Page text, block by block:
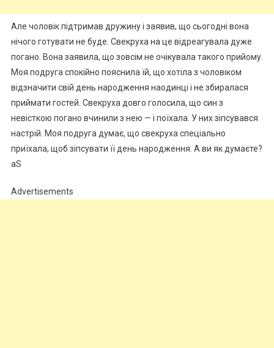
Але чоловік підтримав дружину і заявив, що сьогодні вона
нічого готувати не буде. Свекруха на це відреагувала дуже
погано. Вона заявила, що зовсім не очікувала такого прийому.
Моя подруга спокійно пояснила їй, що хотіла з чоловіком
відзначити свій день народження наодинці і не збиралася
приймати гостей. Свекруха довго голосила, що син з
невісткою погано вчинили з нею — і поїхала. У них зіпсувався
настрій. Моя подруга думає, що свекруха спеціально
приїхала, щоб зіпсувати її день народження. А ви як думаєте?
aS
Advertisements